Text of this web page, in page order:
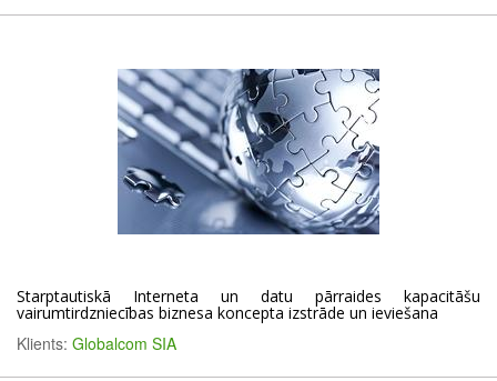
Starptautiskā Interneta un datu pārraides kapacitāšu
vairumtirdzniecības biznesa koncepta izstrāde un ieviešana
Klients: Globalcom SIA